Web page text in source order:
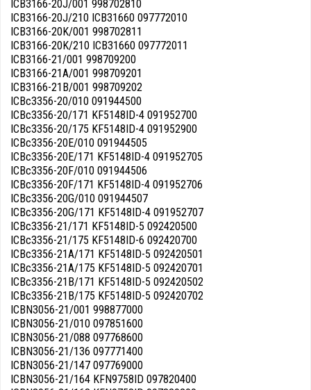
ICB3166-20J/001 998702810
ICB3166-20J/210 ICB31660 097772010
ICB3166-20K/001 998702811
ICB3166-20K/210 ICB31660 097772011
ICB3166-21/001 998709200
ICB3166-21A/001 998709201
ICB3166-21B/001 998709202
ICBc3356-20/010 091944500
ICBc3356-20/171 KF5148ID-4 091952700
ICBc3356-20/175 KF5148ID-4 091952900
ICBc3356-20E/010 091944505
ICBc3356-20E/171 KF5148ID-4 091952705
ICBc3356-20F/010 091944506
ICBc3356-20F/171 KF5148ID-4 091952706
ICBc3356-20G/010 091944507
ICBc3356-20G/171 KF5148ID-4 091952707
ICBc3356-21/171 KF5148ID-5 092420500
ICBc3356-21/175 KF5148ID-6 092420700
ICBc3356-21A/171 KF5148ID-5 092420501
ICBc3356-21A/175 KF5148ID-5 092420701
ICBc3356-21B/171 KF5148ID-5 092420502
ICBc3356-21B/175 KF5148ID-5 092420702
ICBN3056-21/001 998877000
ICBN3056-21/010 097851600
ICBN3056-21/088 097768600
ICBN3056-21/136 097771400
ICBN3056-21/147 097769000
ICBN3056-21/164 KFN9758ID 097820400